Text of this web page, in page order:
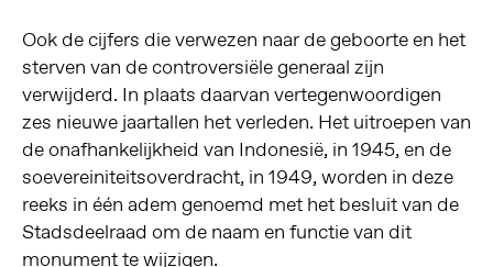
Ook de cijfers die verwezen naar de geboorte en het
sterven van de controversiële generaal zijn
verwijderd. In plaats daarvan vertegenwoordigen
zes nieuwe jaartallen het verleden. Het uitroepen van
de onafhankelijkheid van Indonesië, in 1945, en de
soevereiniteitsoverdracht, in 1949, worden in deze
reeks in één adem genoemd met het besluit van de
Stadsdeelraad om de naam en functie van dit
monument te wijzigen.